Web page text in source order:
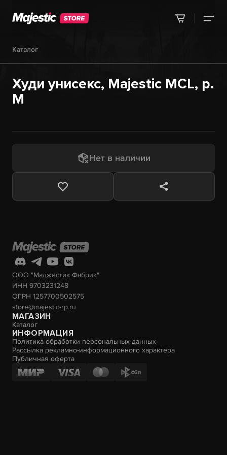
Каталог
Худи унисекс, Majestic MCL, р.
M
Нет в наличии
ООО "Маджестик Фабрик"
ИНН 9703231248
ОГРН 1257700502575
store@majestic-rp.ru
МАГАЗИН
Каталог
ИНФОРМАЦИЯ
Политика обработки персональных данных
Рассылка рекламно-информационного характера
Публичная оферта